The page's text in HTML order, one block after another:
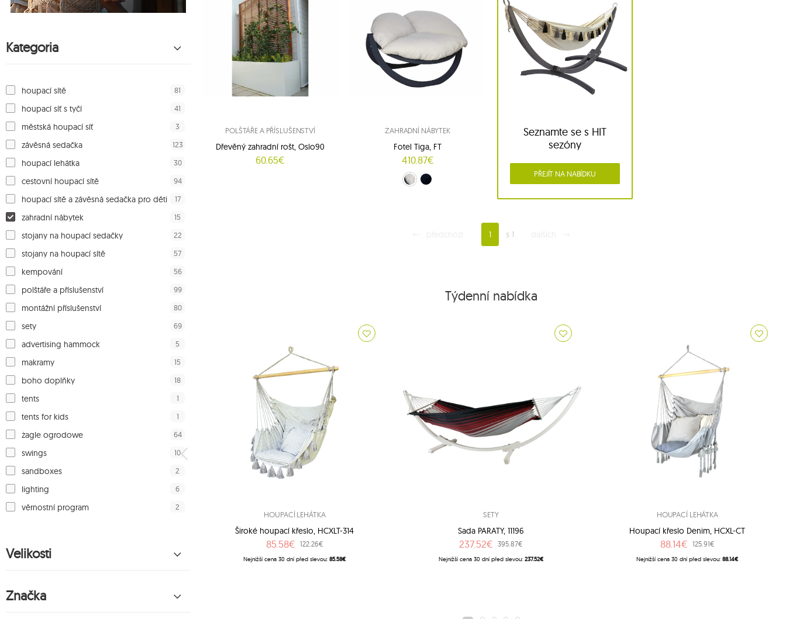
Kategoria
houpací sítě 81
houpací síť s tyčí 41
městská houpací síť 3
závěsná sedačka 123
houpací lehátka 30
cestovní houpací sítě 94
houpací sítě a závěsná sedačka pro děti 17
zahradní nábytek 15
stojany na houpací sedačky 22
stojany na houpací sítě 57
kempování 56
polštáře a příslušenství 99
montážní příslušenství 80
sety 69
advertising hammock 5
makramy 15
boho doplňky 18
tents 1
tents for kids 1
żagle ogrodowe 64
swings 10
sandboxes 2
lighting 6
věrnostní program 2
Velikosti
Značka
POLŠTÁŘE A PŘÍSLUŠENSTVÍ
Dřevěný zahradní rošt, Oslo90
60.65€
ZAHRADNÍ NÁBYTEK
Fotel Tiga, FT
410.87€
krémová (FT)
grafitu (FTS)
Seznamte se s HIT
sezóny
PŘEJÍT NA NABÍDKU
1 s 1
Týdenní nabídka
HOUPACÍ LEHÁTKA
Široké houpací křeslo, HCXLT-314
85.58€ 122.26€
Nejnižší cena 30 dní před slevou:85.58€
SETY
Sada PARATY, 11196
237.52€ 395.87€
Nejnižší cena 30 dní před slevou:237.52€
HOUPACÍ LEHÁTKA
Houpací křeslo Denim, HCXL-CT
88.14€ 125.91€
Nejnižší cena 30 dní před slevou:88.14€